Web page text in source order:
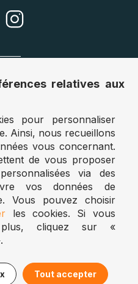
Ajouter au panier
/ détaillants
magasin ?
nos prix revendeurs ?
2025
relatives aux
pour personnaliser
Ainsi, nous recueillons
vous concernant.
de vous proposer
via des
vos données de
Vous pouvez choisir
les cookies. Si vous
cliquez sur «
Tout accepter